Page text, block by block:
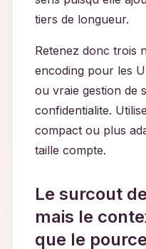
tiers de longueur.
Retenez donc trois
encoding pour les
ou vraie gestion de
confidentialite.
compact ou plus
taille compte.
Le surcout
mais le
que le